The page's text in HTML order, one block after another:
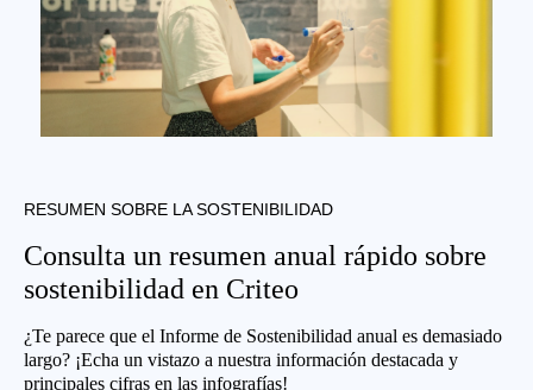
RESUMEN SOBRE LA SOSTENIBILIDAD
Consulta un resumen anual rápido sobre
sostenibilidad en Criteo
¿Te parece que el Informe de Sostenibilidad anual es demasiado
largo? ¡Echa un vistazo a nuestra información destacada y
principales cifras en las infografías!